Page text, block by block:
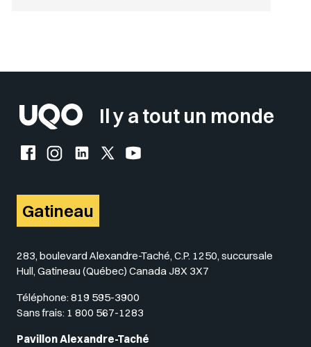
Il y a tout un monde
Facebook de l'UQO
Instagram de l'UQO
LinkedIn de l'UQO
X (Twitter) de l'UQO
YouTube de l'UQO
Gatineau
283, boulevard Alexandre-Taché, C.P. 1250, succursale
Hull, Gatineau (Québec) Canada J8X 3X7
Téléphone: 819 595-3900
Sans frais: 1 800 567-1283
Pavillon Alexandre-Taché